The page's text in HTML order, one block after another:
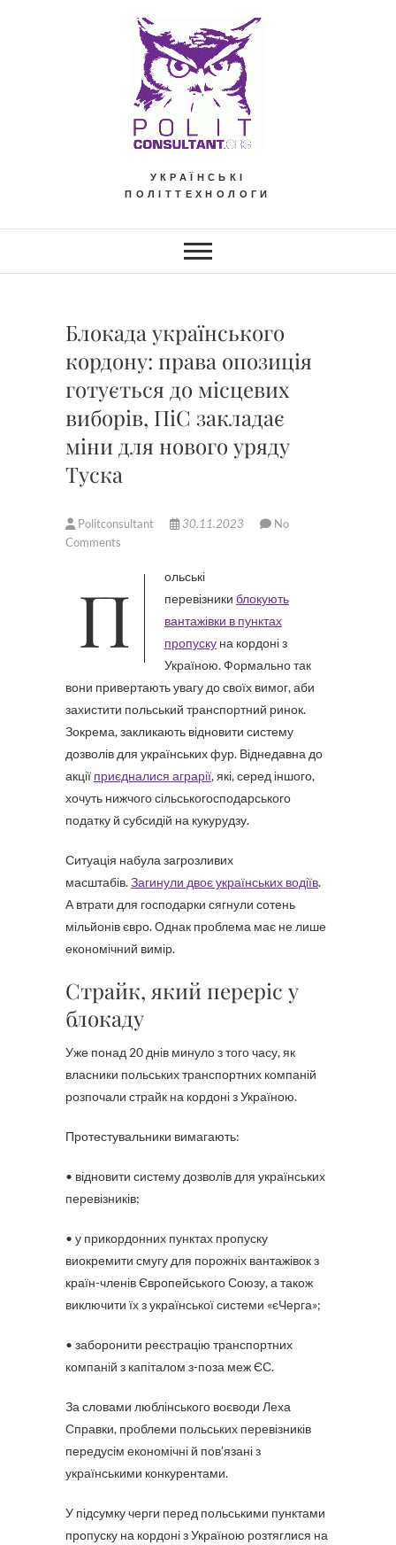
УКРАЇНСЬКІ
ПОЛІТТЕХНОЛОГИ
Блокада українського
кордону: права опозиція
готується до місцевих
виборів, ПіС закладає
міни для нового уряду
Туска
Politconsultant 30.11.2023
No
Comments
Польські перевізники блокують
вантажівки в пунктах
пропуску на кордоні з
Україною. Формально так
вони привертають увагу до своїх вимог, аби
захистити польський транспортний ринок.
Зокрема, закликають відновити систему
дозволів для українських фур. Віднедавна до
акції приєдналися аграрії, які, серед іншого,
хочуть нижчого сільськогосподарського
податку й субсидій на кукурудзу.
Ситуація набула загрозливих
масштабів.Загинули двоє українських водіїв.
А втрати для господарки сягнули сотень
мільйонів євро. Однак проблема має не лише
економічний вимір.
Страйк, який переріс у
блокаду
Уже понад 20 днів минуло з того часу, як
власники польських транспортних компаній
розпочали страйк на кордоні з Україною.
Протестувальники вимагають:
• відновити систему дозволів для українських
перевізників;
• у прикордонних пунктах пропуску
виокремити смугу для порожніх вантажівок з
країн-членів Європейського Союзу, а також
виключити їх з української системи «єЧерга»;
• заборонити реєстрацію транспортних
компаній з капіталом з-поза меж ЄС.
За словами люблінського воєводи Леха
Справки, проблеми польських перевізників
передусім економічні й пов’язані з
українськими конкурентами.
У підсумку черги перед польськими пунктами
пропуску на кордоні з Україною розтяглися на